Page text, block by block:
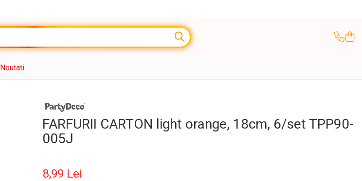
Noutati
FARFURII CARTON light orange, 18cm, 6/set TPP90-
005J
8,99 Lei